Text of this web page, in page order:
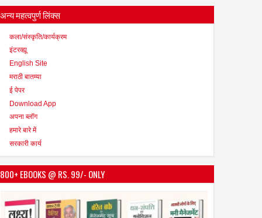
अन्य महत्वपुर्ण लिंक्स
कला/संस्कृति/कार्यक्रम
इंटरव्ह्यू
English Site
मराठी बातम्या
ई पेपर
Download App
अपना ब्लॉग
हमारे बारे में
सरकारी कार्य
800+ EBOOKS @ RS. 99/- ONLY